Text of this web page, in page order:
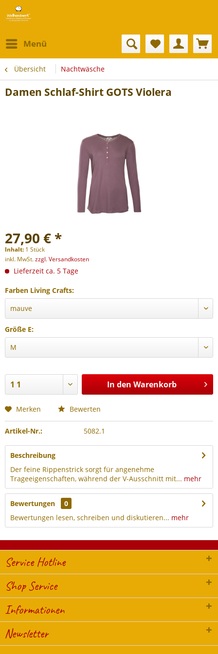
Menü
Übersicht Nachtwäsche
Damen Schlaf-Shirt GOTS Violera
27,90 € *
Inhalt: 1 Stück
inkl. MwSt.zzgl. Versandkosten
Lieferzeit ca. 5 Tage
Farben Living Crafts:
Größe E:
In den Warenkorb
Merken Bewerten
Artikel-Nr.: 5082.1
Beschreibung
Der feine Rippenstrick sorgt für angenehme
Trageeigenschaften, während der V-Ausschnitt mit... mehr
Bewertungen
0
Bewertungen lesen, schreiben und diskutieren... mehr
Service Hotline
Shop Service
Informationen
Newsletter